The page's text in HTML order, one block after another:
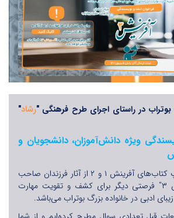
در راستای اجرای طرح فرهنگی "رشاد"
ویژه دانش‌آموزان، دانشجویان و
در ادامه تولید و چاپ کتاب‌های آفرینش ۱ و ۲ از آثار فرزندان صاحب
قلم موسسه، "آفرینش ۳" فرصتی دیگر برای کشف و تقویت مهارت
ادبی در خانواده بزرگ بوتراب می‌باشد.